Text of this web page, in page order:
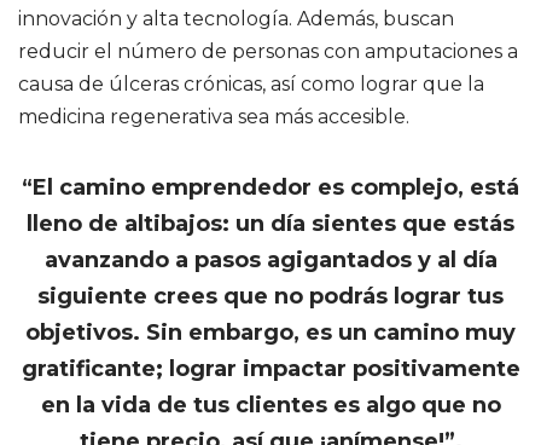
innovación y alta tecnología. Además, buscan
reducir el número de personas con amputaciones a
causa de úlceras crónicas, así como lograr que la
medicina regenerativa sea más accesible.
“El camino emprendedor es complejo, está
lleno de altibajos: un día sientes que estás
avanzando a pasos agigantados y al día
siguiente crees que no podrás lograr tus
objetivos. Sin embargo, es un camino muy
gratificante; lograr impactar positivamente
en la vida de tus clientes es algo que no